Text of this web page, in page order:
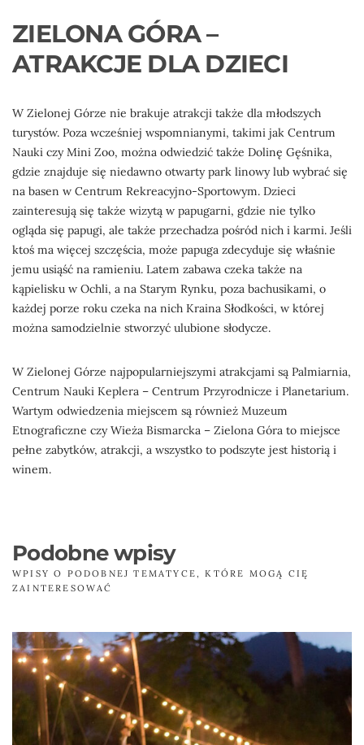
ZIELONA GÓRA –
ATRAKCJE DLA DZIECI
W Zielonej Górze nie brakuje atrakcji także dla młodszych
turystów. Poza wcześniej wspomnianymi, takimi jak Centrum
Nauki czy Mini Zoo, można odwiedzić także Dolinę Gęśnika,
gdzie znajduje się niedawno otwarty park linowy lub wybrać się
na basen w Centrum Rekreacyjno-Sportowym. Dzieci
zainteresują się także wizytą w papugarni, gdzie nie tylko
ogląda się papugi, ale także przechadza pośród nich i karmi. Jeśli
ktoś ma więcej szczęścia, może papuga zdecyduje się właśnie
jemu usiąść na ramieniu. Latem zabawa czeka także na
kąpielisku w Ochli, a na Starym Rynku, poza bachusikami, o
każdej porze roku czeka na nich Kraina Słodkości, w której
można samodzielnie stworzyć ulubione słodycze.
W Zielonej Górze najpopularniejszymi atrakcjami są Palmiarnia,
Centrum Nauki Keplera – Centrum Przyrodnicze i Planetarium.
Wartym odwiedzenia miejscem są również Muzeum
Etnograficzne czy Wieża Bismarcka – Zielona Góra to miejsce
pełne zabytków, atrakcji, a wszystko to podszyte jest historią i
winem.
Podobne wpisy
WPISY O PODOBNEJ TEMATYCE, KTÓRE MOGĄ CIĘ
ZAINTERESOWAĆ